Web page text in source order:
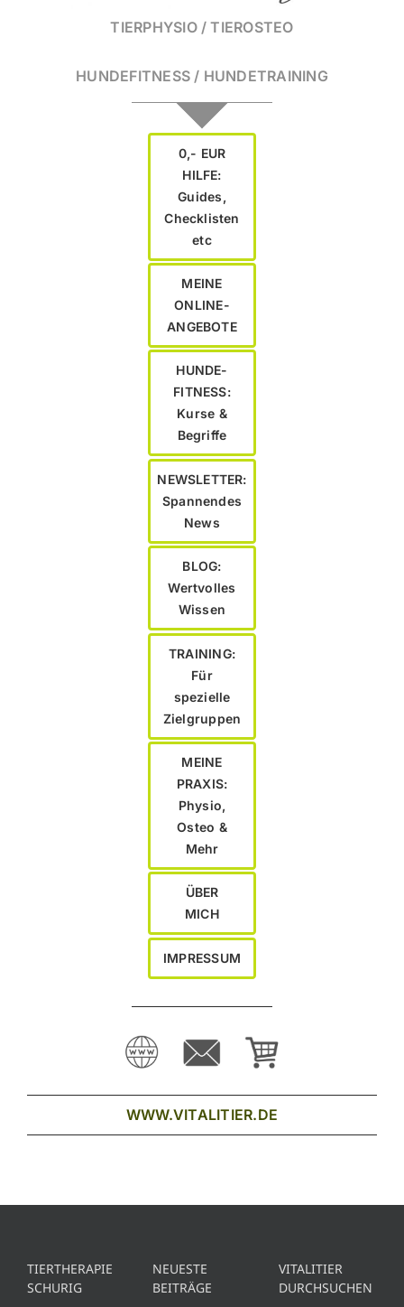
TIERPHYSIO / TIEROSTEO
HUNDEFITNESS / HUNDETRAINING
0,- EUR
HILFE:
Guides,
Checklisten
etc
MEINE
ONLINE-
ANGEBOTE
HUNDE-
FITNESS:
Kurse &
Begriffe
NEWSLETTER:
Spannendes
News
BLOG:
Wertvolles
Wissen
TRAINING:
Für
spezielle
Zielgruppen
MEINE
PRAXIS:
Physio,
Osteo &
Mehr
ÜBER
MICH
IMPRESSUM
WWW.VITALITIER.DE
TIERTHERAPIE
SCHURIG
NEUESTE
BEITRÄGE
VITALITIER
DURCHSUCHEN